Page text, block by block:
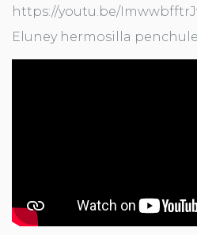
https://youtu.be/
Eluney hermosilla